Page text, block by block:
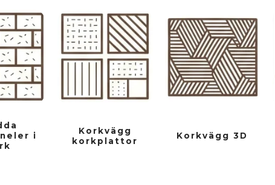
i
Korkvägg
korkplattor
Korkvägg 3D